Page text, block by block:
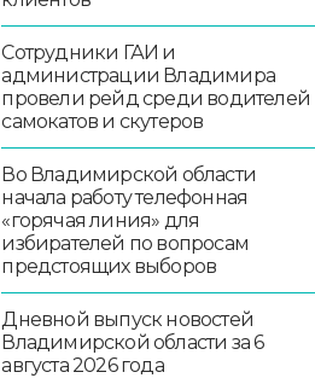
Сотрудники ГАИ и
администрации Владимира
провели рейд среди водителей
самокатов и скутеров
Во Владимирской области
начала работу телефонная
«горячая линия» для
избирателей по вопросам
предстоящих выборов
Дневной выпуск новостей
Владимирской области за 6
августа 2026 года